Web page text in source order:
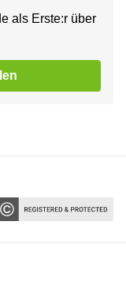
als Erste:r über